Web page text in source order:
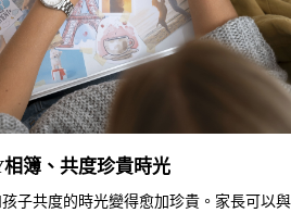
簿、共度珍貴時光
子共度的時光變得愈加珍貴。家長可以與